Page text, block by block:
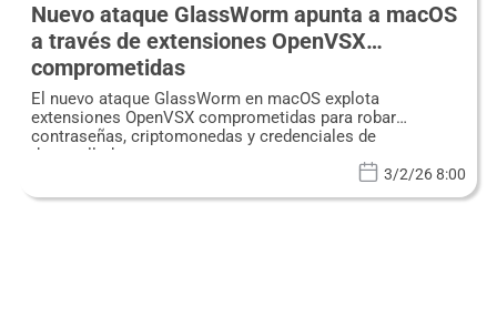
Nuevo ataque GlassWorm apunta a macOS
a través de extensiones OpenVSX
comprometidas
El nuevo ataque GlassWorm en macOS explota
extensiones OpenVSX comprometidas para robar
contraseñas, criptomonedas y credenciales de
desarrollador.
3/2/26 8:00